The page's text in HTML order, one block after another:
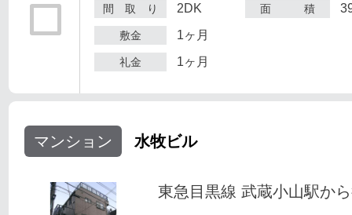
間 取 り 2DK 面 積
敷金 1ヶ月
礼金 1ヶ月
マンション 水牧ビル
東急目黒線 武蔵小山駅か